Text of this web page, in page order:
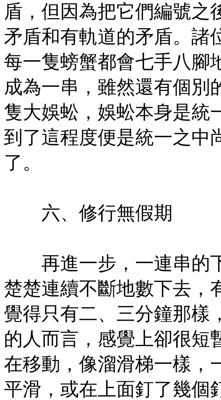
盾，但因為把它們編號之
矛盾和有軌道的矛盾。諸
每一隻螃蟹都會七手八腳
成為一串，雖然還有個別
隻大娛蚣，娛蚣本身是統
到了這程度便是統一之中
了。
六、修行無假期
再進一步，一連串的
楚楚連續不斷地數下去，
覺得只有二、三分鐘那樣
的人而言，感覺上卻很短
在移動，像溜滑梯一樣，
平滑，或在上面釘了幾個